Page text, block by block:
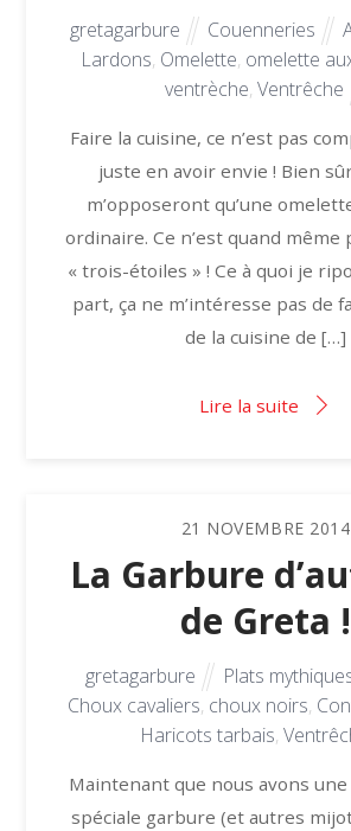
gretagarbure Couenneries
Lardons, Omelette, omelette
ventrèche,Ventrêche
Faire la cuisine, ce n’est pas
juste en avoir envie ! Bien
m’opposeront qu’une
ordinaire. Ce n’est quand même
« trois-étoiles » ! Ce à quoi je
part, ça ne m’intéresse pas de
de la cuisine de […]
Lire la suite
21 NOVEMBRE 2014
La Garbure
de Greta !
gretagarbure Plats
Choux cavaliers, choux noirs,
Haricots tarbais,
Maintenant que nous avons
spéciale garbure (et autres